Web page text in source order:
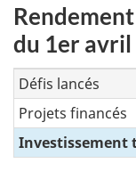
du 1er avril
Défis lancés
Projets financés
Investissement